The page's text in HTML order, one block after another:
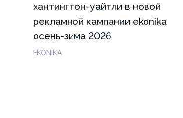
хантингтон-уайтли в новой
рекламной кампании ekonika
осень-зима 2026
EKONIKA